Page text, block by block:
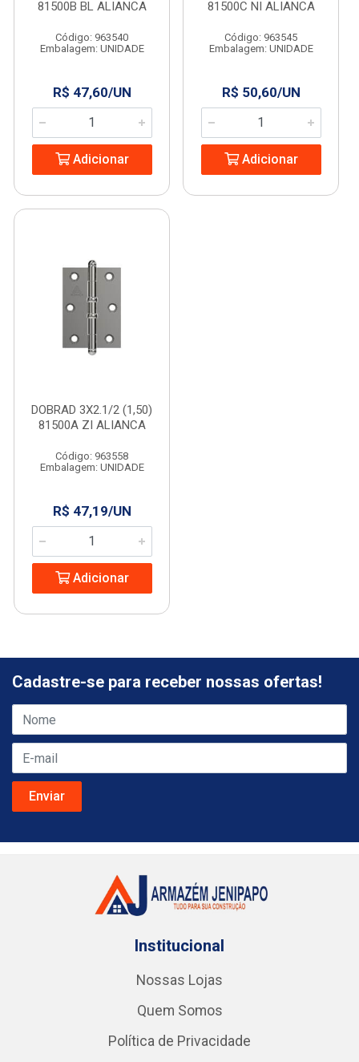
81500B BL ALIANCA
Código: 963540
Embalagem: UNIDADE
R$ 47,60/UN
Adicionar
81500C NI ALIANCA
Código: 963545
Embalagem: UNIDADE
R$ 50,60/UN
Adicionar
DOBRAD 3X2.1/2 (1,50)
81500A ZI ALIANCA
Código: 963558
Embalagem: UNIDADE
R$ 47,19/UN
Adicionar
Cadastre-se para receber nossas ofertas!
Institucional
Nossas Lojas
Quem Somos
Política de Privacidade